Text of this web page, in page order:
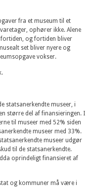
fra et museum til et
ophører ikke. Alene
og fortiden bliver
set bliver nyere og
vokser.
statsanerkendte museer, i
større del af finansieringen. I
til museer med 52% siden
museer med 33%.
museer udgør
til de statsanerkendte.
oprindeligt finansieret af
og kommuner må være i